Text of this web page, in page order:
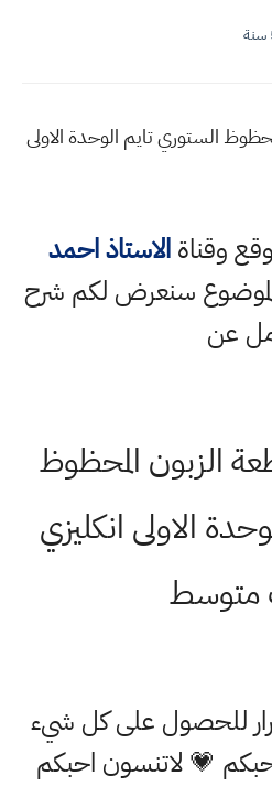
الستوري تايم الوحدة الاولى
وقناةالاستاذ احمد
سنعرض لكم شرح
عن
الزبون المحظوظ
الاولى انكليزي
متوسط
للحصول على كل شيء
💗 لاتنسون احبكم